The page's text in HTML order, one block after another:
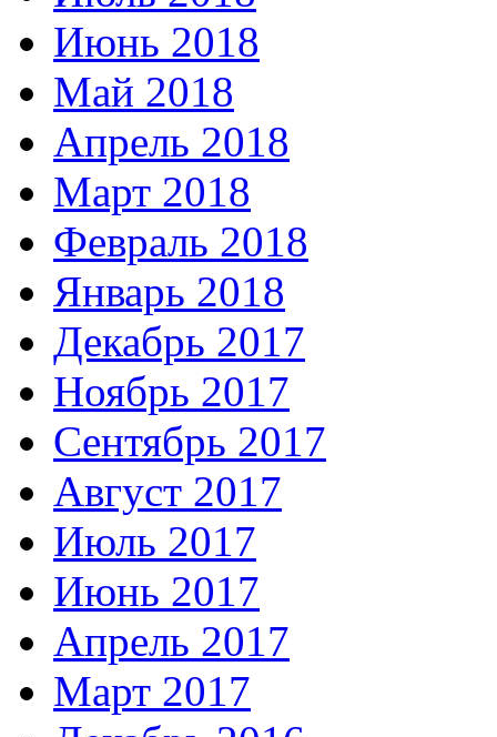
Июнь 2018
Май 2018
Апрель 2018
Март 2018
Февраль 2018
Январь 2018
Декабрь 2017
Ноябрь 2017
Сентябрь 2017
Август 2017
Июль 2017
Июнь 2017
Апрель 2017
Март 2017